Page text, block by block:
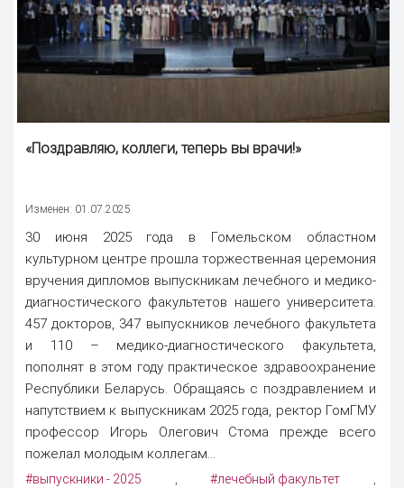
«Поздравляю, коллеги, теперь вы врачи!»
Изменен: 01.07.2025
30 июня 2025 года в Гомельском областном
культурном центре прошла торжественная церемония
вручения дипломов выпускникам лечебного и медико-
диагностического факультетов нашего университета.
457 докторов, 347 выпускников лечебного факультета
и 110 – медико-диагностического факультета,
пополнят в этом году практическое здравоохранение
Республики Беларусь. Обращаясь с поздравлением и
напутствием к выпускникам 2025 года, ректор ГомГМУ
профессор Игорь Олегович Стома прежде всего
пожелал молодым коллегам...
#выпускники - 2025 ,#лечебный факультет ,